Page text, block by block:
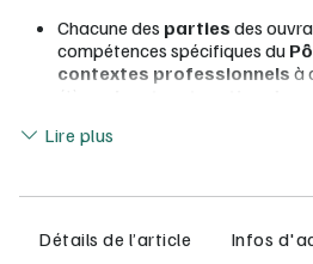
Chacune des parties des
compétences spécifiques du
contextes professionnels à
«J’exploite mes
de remédiation pour
Lire plus
Détails de l’article
Infos